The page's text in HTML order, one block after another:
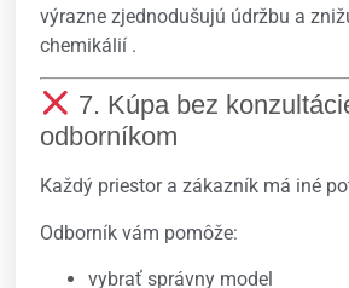
výrazne zjednodušujú údržbu a
chemikálií .
7. Kúpa bez
odborníkom
Každý priestor a zákazník má iné
Odborník vám pomôže:
vybrať správny model